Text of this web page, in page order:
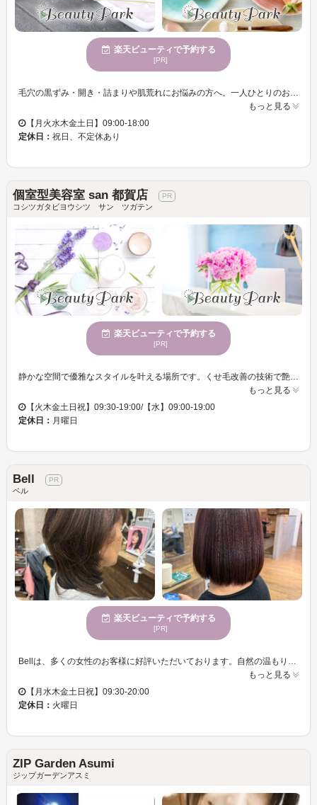
楽天ビューティで予約する
[PR]
毛穴の黒ずみ・開き・詰まりや肌荒れにお悩みの方へ。一人ひとりのお肌に合わせた施術をご提案。毛穴・肌質改善はもちろん、まつ毛パーマやエクステまで叶う完全個室の女性専用サロンです。《みつわ台駅徒歩9分♪♪》 AxOは、千葉市若葉区の静かな住宅街に位置する、心地よいプライベート空間です。 完全予約制であるため、穏やかな時間を過ごしながら、自分だけの美の時間を楽しむことが可能です。 毛穴が気になる…などお肌のお悩みや、まつ毛のボリュームを増やしたい、目元を自然にカールさせたいなど 目元のお悩みまで、何でもご相談くださいませ。
もっと見る
【月火水木金土日】09:00-18:00
定休日： 祝日、不定休あり
個室型美容室 san 都賀店
コシツガタビヨウシツ サン ツガテン
楽天ビューティで予約する
[PR]
静かな空間で優雅なスタイルを叶える場所です。くせ毛改善の技術で艶やかな髪へ導きます。個室完備でプライバシーを重視し、安心して利用できます。クレジットカードや電子マネーで便利に支払い可能です。美しい髪への変身をゆっくりと楽しんでください。穏やかなひとときを提供するこの場所をぜひ体感してみてください。 都賀駅から徒歩1分、全席個室で心が静まる「個室型美容室 san 都賀店」。当サロンは大人女性をはじめ、幅広いお客様のお悩みに寄り添う美容室です。特に髪質改善や縮毛矯正に力を入れており、一人ひとりの髪質やライフスタイルに合わせた提案を行います。丁寧なカウンセリングと、マイクロバブルや塩素除去シャワーを駆使した施術で、自宅でも扱いやすく美しいスタイルを実現します。学生や20代のお客様にも多くご利用いただいております。
もっと見る
【火木金土日祝】09:30-19:00/【水】09:00-19:00
定休日： 月曜日
Bell
ベル
楽天ビューティで予約する
[PR]
もっと見る
【月水木金土日祝】09:30-20:00
定休日： 火曜日
ZIP Garden Asumi
ジップガーデンアスミ